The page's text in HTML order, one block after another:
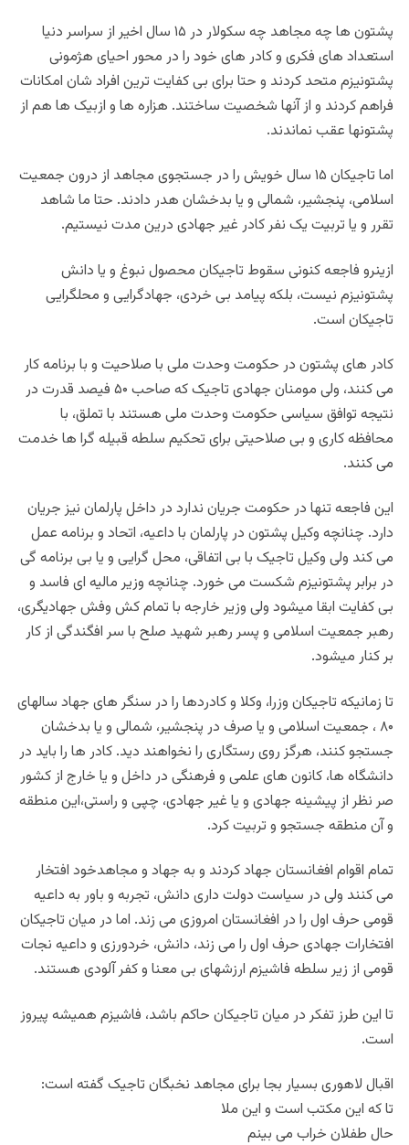
پشتون ها چه مجاهد چه سکولار در ۱۵ سال اخیر از سراسر دنیا
استعداد های فکری و کادر های خود را در محور احیای هژمونی
پشتونیزم متحد کردند و حتا برای بی کفایت ترین افراد شان امکانات
فراهم کردند و از آنها شخصیت ساختند. هزاره ها و ازبیک ها هم از
پشتونها عقب نماندند.
اما تاجیکان ۱۵ سال خویش را در جستجوی مجاهد از درون جمعیت
اسلامی، پنجشیر، شمالی و یا بدخشان هدر دادند. حتا ما شاهد
تقرر و یا تربیت یک نفر کادر غیر جهادی درین مدت نیستیم.
ازینرو فاجعه کنونی سقوط تاجیکان محصول نبوغ و یا دانش
پشتونیزم نیست، بلکه پیامد بی خردی، جهادگرایی و محلگرایی
تاجیکان است.
کادر های پشتون در حکومت وحدت ملی با صلاحیت و با برنامه کار
می کنند، ولی مومنان جهادی تاجیک که صاحب ۵۰ فیصد قدرت در
نتیجه توافق سیاسی حکومت وحدت ملی هستند با تملق، با
محافظه کاری و بی صلاحیتی برای تحکیم سلطه قبیله گرا ها خدمت
می کنند.
این فاجعه تنها در حکومت جریان ندارد در داخل پارلمان نیز جریان
دارد. چنانچه وکیل پشتون در پارلمان با داعیه، اتحاد و برنامه عمل
می کند ولی وکیل تاجیک با بی اتفاقی، محل گرایی و یا بی برنامه گی
در برابر پشتونیزم شکست می خورد. چنانچه وزیر مالیه ای فاسد و
بی کفایت ابقا میشود ولی وزیر خارجه با تمام کش وفش جهادیگری،
رهبر جمعیت اسلامی و پسر رهبر شهید صلح با سر افگندگی از کار
بر کنار میشود.
تا زمانیکه تاجیکان وزرا، وکلا و کادردها را در سنگر های جهاد سالهای
۸۰ ، جمعیت اسلامی و یا صرف در پنجشیر، شمالی و یا بدخشان
جستجو کنند، هرگز روی رستگاری را نخواهند دید. کادر ها را باید در
دانشگاه ها، کانون های علمی و فرهنگی در داخل و یا خارج از کشور
صر نظر از پیشینه جهادی و یا غیر جهادی، چپی و راستی،این منطقه
و آن منطقه جستجو و تربیت کرد.
تمام اقوام افغانستان جهاد کردند و به جهاد و مجاهدخود افتخار
می کنند ولی در سیاست دولت داری دانش، تجربه و باور به داعیه
قومی حرف اول را در افغانستان امروزی می زند. اما در میان تاجیکان
افتخارات جهادی حرف اول را می زند، دانش، خردورزی و داعیه نجات
قومی از زیر سلطه فاشیزم ارزشهای بی معنا و کفر آلودی هستند.
تا این طرز تفکر در میان تاجیکان حاکم باشد، فاشیزم همیشه پیروز
است.
اقبال لاهوری بسیار بجا برای مجاهد نخبگان تاجیک گفته است:
تا که این مکتب است و این ملا
حال طفلان خراب می بینم